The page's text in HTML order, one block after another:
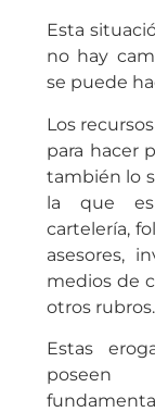
Esta
no hay
se puede
Los
para hacer
también lo
la que es
cartelería,
asesores,
medios de
otros rubros.
Estas